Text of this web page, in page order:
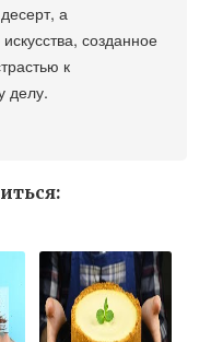
а
созданное
к
делу.